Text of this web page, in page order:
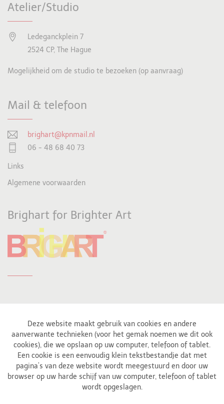
Deze website maakt gebruik van cookies en andere
aanverwante technieken (voor het gemak noemen we dit ook
cookies), die we opslaan op uw computer, telefoon of tablet.
Een cookie is een eenvoudig klein tekstbestandje dat met
pagina’s van deze website wordt meegestuurd en door uw
browser op uw harde schijf van uw computer, telefoon of tablet
wordt opgeslagen.
Atelier/Studio
Ledeganckplein 7
2524 CP, The Hague
Mogelijkheid om de studio te bezoeken (op aanvraag)
Mail & telefoon
brighart@kpnmail.nl
06 - 48 68 40 73
Links
Algemene voorwaarden
Brighart for Brighter Art
Aangesloten bij